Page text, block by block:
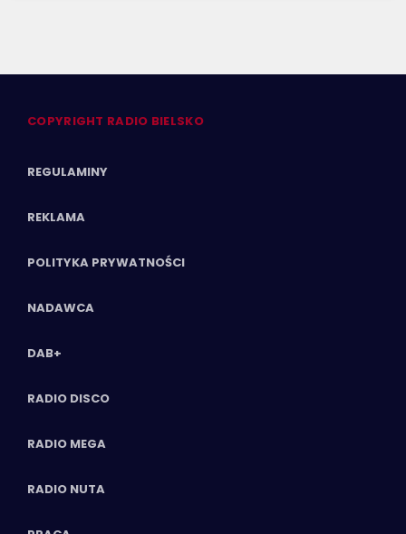
COPYRIGHT RADIO BIELSKO
REGULAMINY
REKLAMA
POLITYKA PRYWATNOŚCI
NADAWCA
DAB+
RADIO DISCO
RADIO MEGA
RADIO NUTA